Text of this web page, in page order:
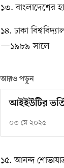
১৩. বাংলাদেশের
১৪. ঢাকা
—১৯৮৯ সালে
আরও পড়ুন
আইইউটির
০৩ মে ২০২৫
১৫. আনন্দ